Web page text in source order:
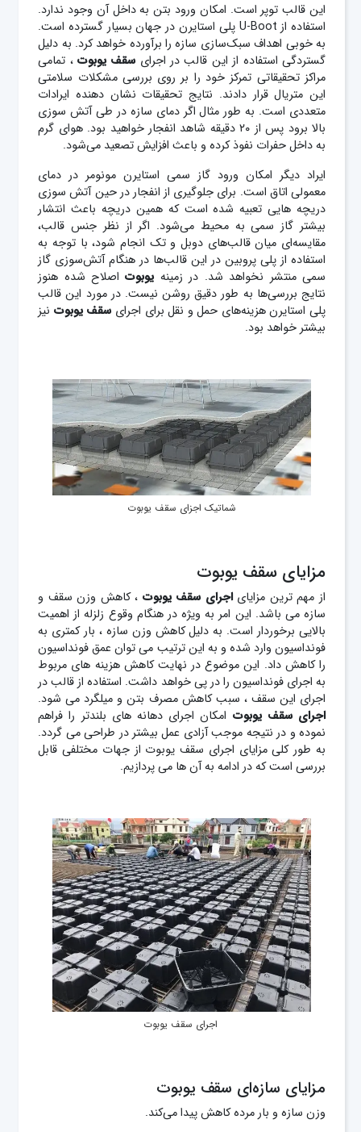
این قالب توپر است. امکان ورود بتن به داخل آن وجود ندارد.
استفاده از U-Boot پلی استایرن در جهان بسیار گسترده است.
به خوبی اهداف سبک‌سازی سازه را برآورده خواهد کرد. به دلیل
گستردگی استفاده از این قالب در اجرای سقف یوبوت ، تمامی
مراکز تحقیقاتی تمرکز خود را بر روی بررسی مشکلات سلامتی
این متریال قرار دادند. نتایج تحقیقات نشان دهنده ایرادات
متعددی است. به طور مثال اگر دمای سازه در طی آتش سوزی
بالا برود پس از ۲۰ دقیقه شاهد انفجار خواهید بود. هوای گرم
به داخل حفرات نفوذ کرده و باعث افزایش تصعید می‌شود.
ایراد دیگر امکان ورود گاز سمی استایرن مونومر در دمای
معمولی اتاق است. برای جلوگیری از انفجار در حین آتش سوزی
دریچه هایی تعبیه شده است که همین دریچه باعث انتشار
بیشتر گاز سمی به محیط می‌شود. اگر از نظر جنس قالب،
مقایسه‌ای میان قالب‌های دوبل و تک انجام شود، با توجه به
استفاده از پلی پروبین در این قالب‌ها در هنگام آتش‌سوزی گاز
سمی منتشر نخواهد شد. در زمینه یوبوتاصلاح شده هنوز
نتایج بررسی‌ها به طور دقیق روشن نیست. در مورد این قالب
پلی استایرن هزینه‌های حمل و نقل برای اجرای سقف یوبوت نیز
بیشتر خواهد بود.
شماتیک اجزای سقف یوبوت
مزایای سقف یوبوت
از مهم ترین مزایایاجرای سقف یوبوت ، کاهش وزن سقف و
سازه می باشد. این امر به ویژه در هنگام وقوع زلزله از اهمیت
بالایی برخوردار است. به دلیل کاهش وزن سازه ، بار کمتری به
فونداسیون وارد شده و به این ترتیب می توان عمق فونداسیون
را کاهش داد. این موضوع در نهایت کاهش هزینه های مربوط
به اجرای فونداسیون را در پی خواهد داشت. استفاده از قالب در
اجرای این سقف ، سبب کاهش مصرف بتن و میلگرد می شود.
اجرای سقف یوبوت امکان اجرای دهانه های بلندتر را فراهم
نموده و در نتیجه موجب آزادی عمل بیشتر در طراحی می گردد.
به طور کلی مزایای اجرای سقف یوبوت از جهات مختلفی قابل
بررسی است که در ادامه به آن ها می پردازیم.
اجرای سقف یوبوت
مزایای سازه‌ای سقف یوبوت
وزن سازه و بار مرده کاهش پیدا می‌کند.